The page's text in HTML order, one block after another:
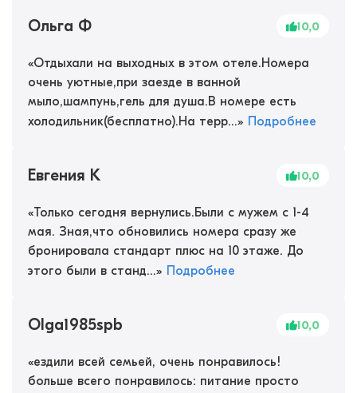
Ольга Ф 10,0
«Отдыхали на выходных в этом отеле.Номера
очень уютные,при заезде в ванной
мыло,шампунь,гель для душа.В номере есть
холодильник(бесплатно).На терр...» Подробнее
Евгения К 10,0
«Только сегодня вернулись.Были с мужем с 1-4
мая. Зная,что обновились номера сразу же
бронировала стандарт плюс на 10 этаже. До
этого были в станд...» Подробнее
Olga1985spb 10,0
«ездили всей семьей, очень понравилось!
больше всего понравилось: питание просто